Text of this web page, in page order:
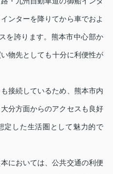
ンターを降りてから車でおよ
を誇ります。熊本市中心部か
物先としても十分に利便性が
接続しているため、熊本市内
分方面からのアクセスも良好
定した生活圏として魅力的で
においては、公共交通の利便